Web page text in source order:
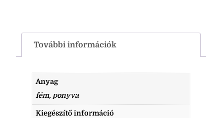
További információk
Anyag
fém, ponyva
Kiegészítő információ